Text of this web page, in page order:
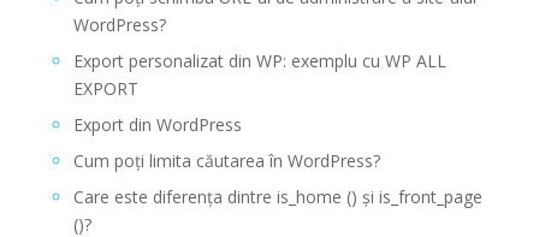
WordPress?
Export personalizat din WP: exemplu cu WP ALL
EXPORT
Export din WordPress
Cum poți limita căutarea în WordPress?
Care este diferența dintre is_home () și is_front_page
()?